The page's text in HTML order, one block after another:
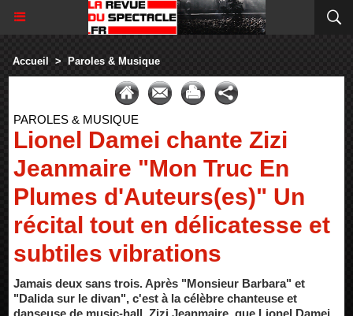
Accueil > Paroles & Musique
PAROLES & MUSIQUE
Lionel Damei chante Zizi
Jeanmaire "Mon Truc En
Plumes d'Auteurs(es)" Un
récital tout en délicatesse et
subtiles vibrations
Jamais deux sans trois. Après "Monsieur Barbara" et
"Dalida sur le divan", c'est à la célèbre chanteuse et
danseuse de music-hall, Zizi Jeanmaire, que Lionel Damei